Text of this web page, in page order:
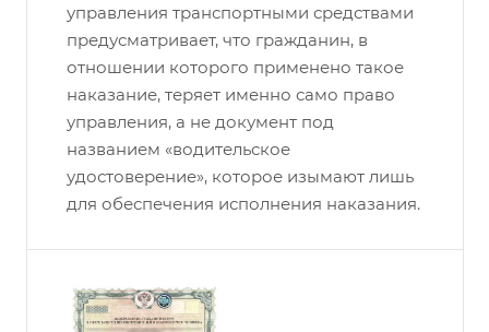
управления транспортными средствами
предусматривает, что гражданин, в
отношении которого применено такое
наказание, теряет именно само право
управления, а не документ под
названием «водительское
удостоверение», которое изымают лишь
для обеспечения исполнения наказания.